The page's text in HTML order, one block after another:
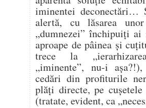
iminentei deconectări…
alertă, cu lăsarea
„dumnezei” închipuiți
aproape de pâinea și
trece la
„iminente”, nu-i
cedări din profiturile
plăți directe, pe
(tratate, evident, ca